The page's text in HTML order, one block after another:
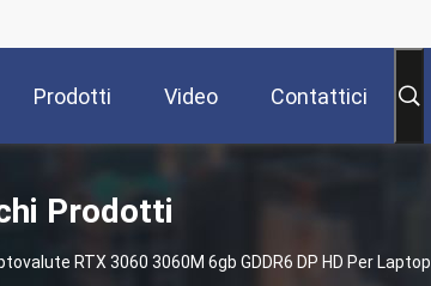
Prodotti Video Contattici
Prodotti
RTX 3060 3060M 6gb GDDR6 DP HD Per Laptop